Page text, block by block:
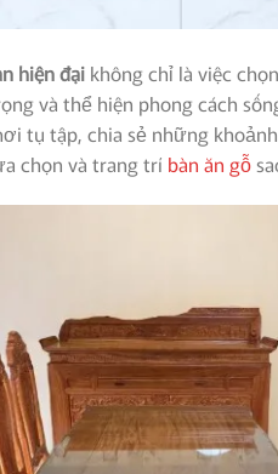
hiện đại không chỉ là việc
và thể hiện phong cách
tụ tập, chia sẻ những
chọn và trang trí bàn ăn gỗ